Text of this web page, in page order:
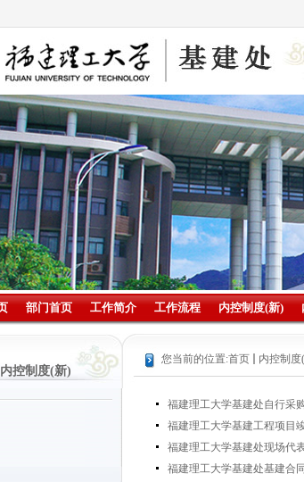
部门首页 工作简介 工作流程 内控制度(新)
内控制度(新)
您当前的位置:首页 内控制度
福建理工大学基建处自行采
福建理工大学基建工程项目
福建理工大学基建处现场代
福建理工大学基建处基建合